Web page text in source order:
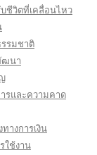
ชีวิตที่เคลื่อนไหว
รรมชาติ
ฒนา
รและความคาด
างการเงิน
ใช้งาน